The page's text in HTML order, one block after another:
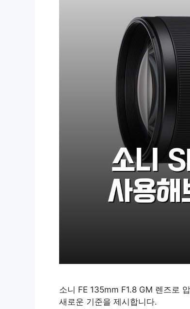
소니 FE 135mm F1.8 GM 렌즈로
새로운 기준을 제시합니다.